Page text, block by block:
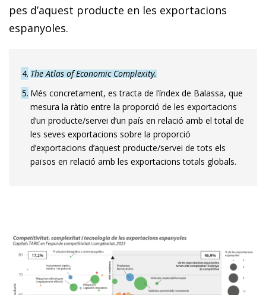
pes d’aquest producte en les exportacions
espanyoles.
4 The Atlas of Economic Complexity.
5 Més concretament, es tracta de l’índex de Balassa, que
mesura la ràtio entre la proporció de les exportacions
d’un producte/servei d’un país en relació amb el total de
les seves exportacions sobre la proporció
d’exportacions d’aquest producte/servei de tots els
països en relació amb les exportacions totals globals.